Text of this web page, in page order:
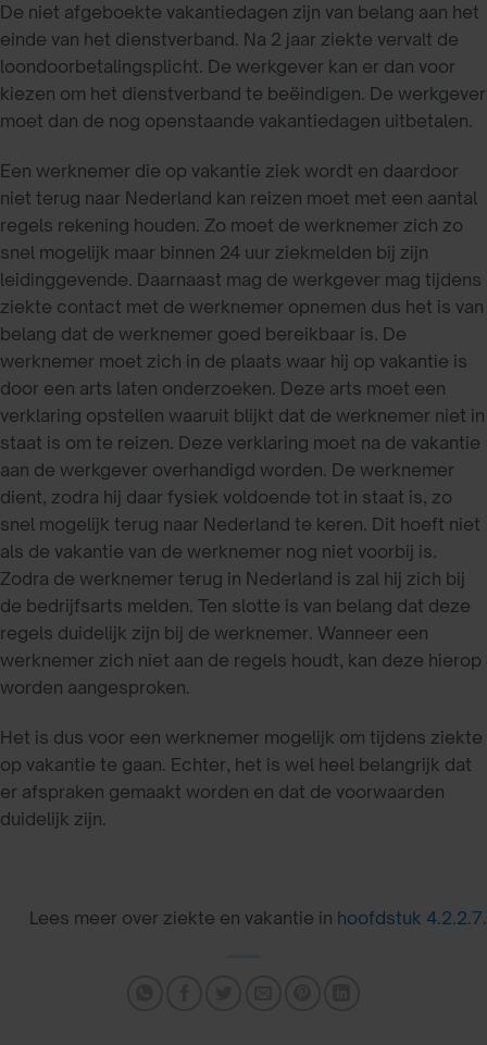
De niet afgeboekte vakantiedagen zijn van belang aan het
einde van het dienstverband. Na 2 jaar ziekte vervalt de
loondoorbetalingsplicht. De werkgever kan er dan voor
kiezen om het dienstverband te beëindigen. De werkgever
moet dan de nog openstaande vakantiedagen uitbetalen.
Een werknemer die op vakantie ziek wordt en daardoor
niet terug naar Nederland kan reizen moet met een aantal
regels rekening houden. Zo moet de werknemer zich zo
snel mogelijk maar binnen 24 uur ziekmelden bij zijn
leidinggevende. Daarnaast mag de werkgever mag tijdens
ziekte contact met de werknemer opnemen dus het is van
belang dat de werknemer goed bereikbaar is. De
werknemer moet zich in de plaats waar hij op vakantie is
door een arts laten onderzoeken. Deze arts moet een
verklaring opstellen waaruit blijkt dat de werknemer niet in
staat is om te reizen. Deze verklaring moet na de vakantie
aan de werkgever overhandigd worden. De werknemer
dient, zodra hij daar fysiek voldoende tot in staat is, zo
snel mogelijk terug naar Nederland te keren. Dit hoeft niet
als de vakantie van de werknemer nog niet voorbij is.
Zodra de werknemer terug in Nederland is zal hij zich bij
de bedrijfsarts melden. Ten slotte is van belang dat deze
regels duidelijk zijn bij de werknemer. Wanneer een
werknemer zich niet aan de regels houdt, kan deze hierop
worden aangesproken.
Het is dus voor een werknemer mogelijk om tijdens ziekte
op vakantie te gaan. Echter, het is wel heel belangrijk dat
er afspraken gemaakt worden en dat de voorwaarden
duidelijk zijn.
Lees meer over ziekte en vakantie in hoofdstuk 4.2.2.7.